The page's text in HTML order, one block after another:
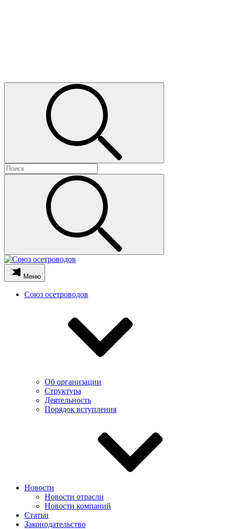
Меню
Союз осетроводов
Об организации
Структура
Деятельность
Порядок вступления
Новости
Новости отрасли
Новости компаний
Статьи
Законодательство